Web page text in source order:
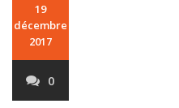
19
décembre
2017
0